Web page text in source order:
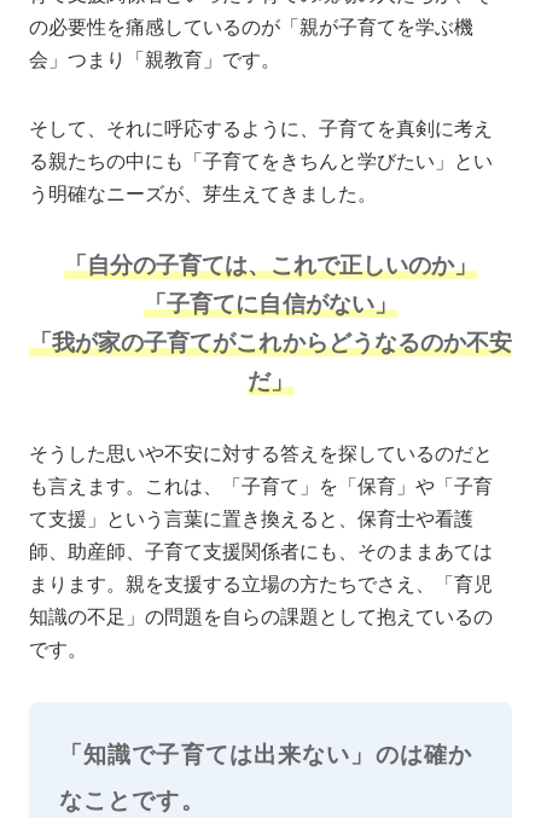
の必要性を痛感しているのが「親が子育てを学ぶ機
会」つまり「親教育」です。
そして、それに呼応するように、子育てを真剣に考え
る親たちの中にも「子育てをきちんと学びたい」とい
う明確なニーズが、芽生えてきました。
「自分の子育ては、これで正しいのか」
「子育てに自信がない」
「我が家の子育てがこれからどうなるのか不安
だ」
そうした思いや不安に対する答えを探しているのだと
も言えます。これは、「子育て」を「保育」や「子育
て支援」という言葉に置き換えると、保育士や看護
師、助産師、子育て支援関係者にも、そのままあては
まります。親を支援する立場の方たちでさえ、「育児
知識の不足」の問題を自らの課題として抱えているの
です。
「知識で子育ては出来ない」のは確か
なことです。